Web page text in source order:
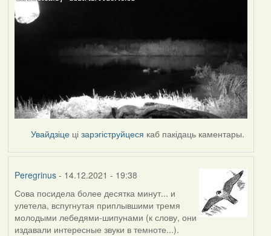
Увайдзіце цізарэгіструйцеся каб пакідаць каментары.
Peregrinus- 14.12.2021 - 19:38
Сова посидела более десятка минут... и
улетела, вспугнутая приплывшими тремя
молодыми лебедями-шипунами (к слову, они
издавали интересные звуки в темноте...).